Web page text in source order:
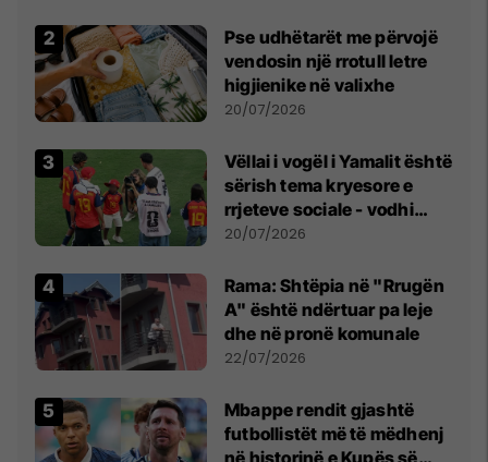
Pse udhëtarët me përvojë
vendosin një rrotull letre
higjienike në valixhe
20/07/2026
Vëllai i vogël i Yamalit është
sërish tema kryesore e
rrjeteve sociale - vodhi
vëmendjen pas finales së
20/07/2026
Rama: Shtëpia në "Rrugën
A" është ndërtuar pa leje
dhe në pronë komunale
22/07/2026
Mbappe rendit gjashtë
futbollistët më të mëdhenj
në historinë e Kupës së